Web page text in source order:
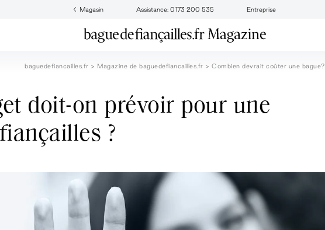
Magasin Assistance: 0173 200 535 Entreprise
baguedefiancailles.fr Magazine de baguedefiancailles.fr Combien devrait coûter une bague?
doit-on prévoir pour une
?